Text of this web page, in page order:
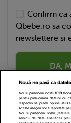
Confirm ca
Qbebe.ro sa
newslettere si
DA,
Nouă ne pasă ca
Noi și partenerii noștri 1019
pentru prelucrarea datelor cu
respectiv vă puteți opune
Aceste alegeri vor fi raportate
Noi si partenerii nostri
servicii de date analitice)